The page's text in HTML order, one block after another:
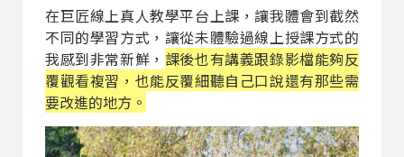
在巨匠線上真人教學平台上課，讓我體會到截然
不同的學習方式，讓從未體驗過線上授課方式的
我感到非常新鮮， 課後也有講義跟錄影檔能夠反
覆觀看複習，也能反覆細聽自己口說還有那些需
要改進的地方。